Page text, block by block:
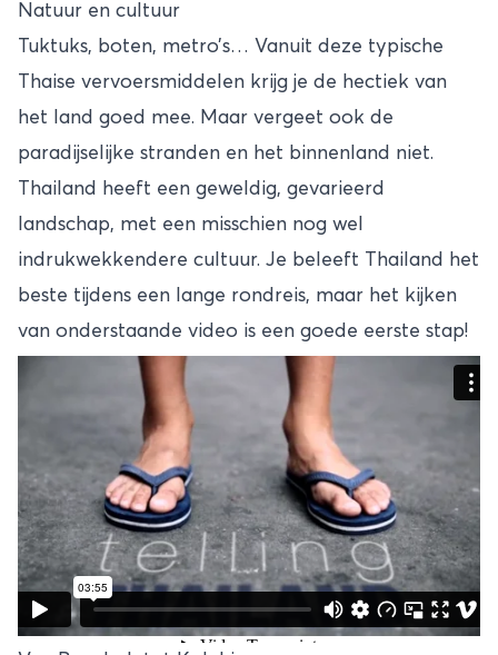
Natuur en cultuur
Tuktuks, boten, metro’s… Vanuit deze typische
Thaise vervoersmiddelen krijg je de hectiek van
het land goed mee. Maar vergeet ook de
paradijselijke stranden en het binnenland niet.
Thailand heeft een geweldig, gevarieerd
landschap, met een misschien nog wel
indrukwekkendere cultuur. Je beleeft Thailand het
beste tijdens een lange rondreis, maar het kijken
van onderstaande video is een goede eerste stap!